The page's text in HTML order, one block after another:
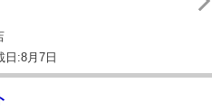
日:8月7日